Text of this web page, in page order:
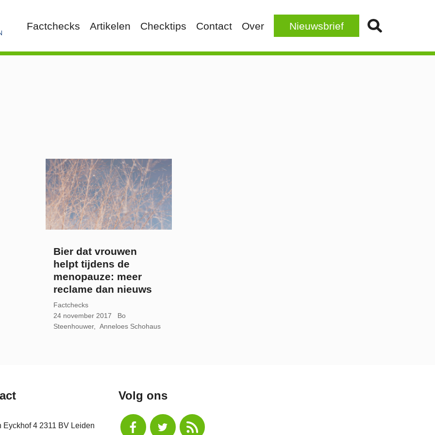
Factchecks Artikelen Checktips Contact Over Nieuwsbrief
Bier dat vrouwen
helpt tijdens de
menopauze: meer
reclame dan nieuws
Factchecks
24 november 2017
Bo
Steenhouwer
Anneloes Schohaus
Eyckhof 4 2311 BV Leiden
Volg ons